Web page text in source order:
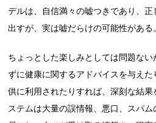
デルは、自信満々の嘘つきであり、
出すが、実は嘘だらけの可能性がある
ちょっとした楽しみとしては問題な
ずに健康に関するアドバイスを与え
供に利用されたりすれば、深刻な結
ステムは大量の誤情報、悪口、スパ